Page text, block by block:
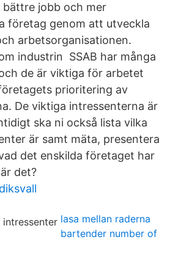
bättre jobb och mer
företag genom att utveckla
arbetsorganisationen.
industrin SSAB har många
de är viktiga för arbetet
prioritering av
De viktiga intressenterna är
ska ni också lista vilka
är samt mäta, presentera
det enskilda företaget har
det?
lasa mellan raderna
bartender number of